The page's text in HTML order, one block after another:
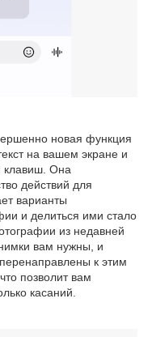
новая функция
на вашем экране и
клавиш. Она
действий для
варианты
и делиться ими стало
из недавней
вам нужны, и
к этим
позволит вам
касаний.